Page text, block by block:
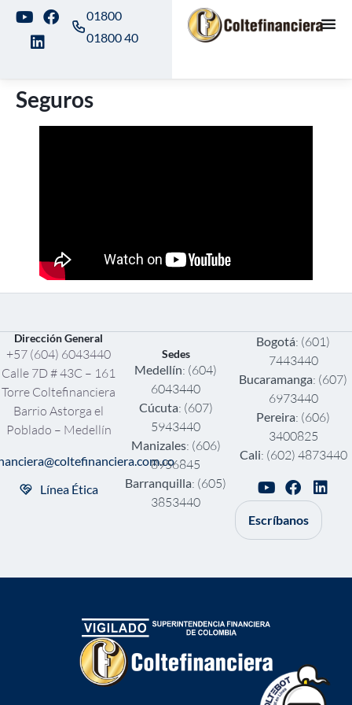
01800
01800 40
Seguros
Dirección General
+57 (604) 6043440
Calle 7D # 43C – 161
Torre Coltefinanciera
Barrio Astorga el
Poblado – Medellín
Línea Ética
Sedes
Medellín: (604)
6043440
Cúcuta: (607)
5943440
Manizales: (606)
8956845
Barranquilla: (605)
3853440
Bogotá: (601)
7443440
Bucaramanga: (607)
6973440
Pereira: (606)
3400825
Cali: (602) 4873440
Escríbanos